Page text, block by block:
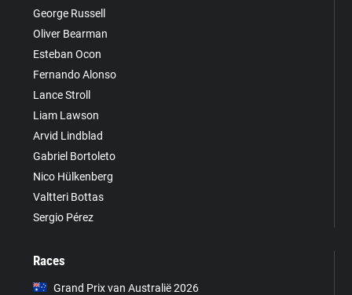
George Russell
Oliver Bearman
Esteban Ocon
Fernando Alonso
Lance Stroll
Liam Lawson
Arvid Lindblad
Gabriel Bortoleto
Nico Hülkenberg
Valtteri Bottas
Sergio Pérez
Races
Grand Prix van Australië 2026